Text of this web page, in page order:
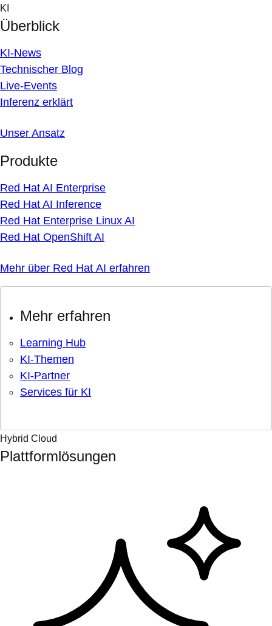
Skip
to
content
KI
Überblick
KI-News
Technischer Blog
Live-Events
Inferenz erklärt
Unser Ansatz
Produkte
Red Hat AI Enterprise
Red Hat AI Inference
Red Hat Enterprise Linux AI
Red Hat OpenShift AI
Mehr über Red Hat AI erfahren
Mehr erfahren
Learning Hub
KI-Themen
KI-Partner
Services für KI
Hybrid Cloud
Plattformlösungen